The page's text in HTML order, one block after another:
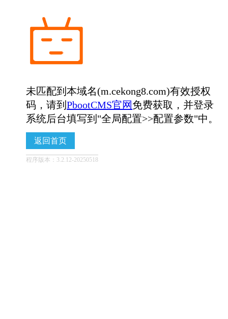
未匹配到本域名(m.cekong8.com)有效授权
码，请到PbootCMS官网免费获取，并登录
系统后台填写到"全局配置>>配置参数"中。
返回首页
程序版本：3.2.12-20250518